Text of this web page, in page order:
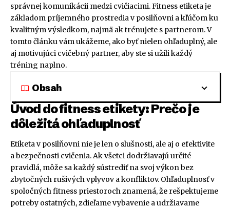
správnej komunikácii medzi cvičiacimi. Fitness etiketa je
základom príjemného prostredia v posilňovni a kľúčom ku
kvalitným výsledkom, najmä ak trénujete s partnerom. V
tomto článku vám ukážeme, ako byť nielen ohľaduplný, ale
aj motivujúci cvičebný partner, aby ste si užili každý
tréning naplno.
Obsah
Úvod do fitness etikety: Prečo je
dôležitá ohľaduplnosť
Etiketa v posilňovni nie je len o slušnosti, ale aj o efektivite
a bezpečnosti cvičenia. Ak všetci dodržiavajú určité
pravidlá, môže sa každý sústrediť na svoj výkon bez
zbytočných rušivých vplyvov a konfliktov. Ohľaduplnosť v
spoločných fitness priestoroch znamená, že rešpektujeme
potreby ostatných, zdieľame vybavenie a udržiavame